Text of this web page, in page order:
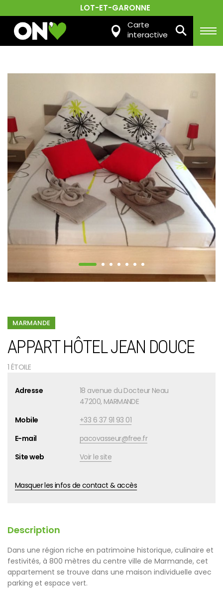
LOT-ET-GARONNE
Carte
interactive
MARMANDE
APPART HÔTEL JEAN DOUCE
1 ÉTOILE
Adresse
18 avenue du Docteur Neau
47200, MARMANDE
Mobile
+33 6 37 91 93 01
E-mail
pacovasseur@free.fr
Site web
Voir le site
Masquer les infos de contact & accès
Description
Dans une région riche en patrimoine historique, culinaire et
festivités, à 800 mètres du centre ville de Marmande, cet
appartement se trouve dans une maison individuelle avec
parking et espace vert.